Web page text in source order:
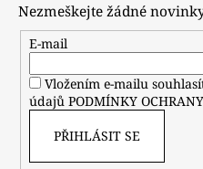
Nezmeškejte žádné
E-mail
Vložením e-mailu
údajů PODMÍNKY
PŘIHLÁSIT SE